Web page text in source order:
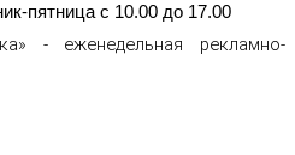
пятница с 10.00 до 17.00
- еженедельная рекламно-